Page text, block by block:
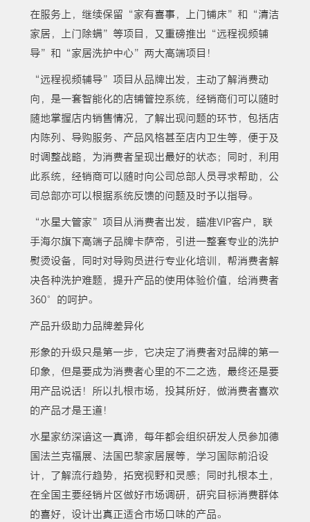
在服务上，继续保留“家有喜事，上门铺床”和“清洁
家居，上门除螨”等项目，又重磅推出“远程视频辅
导”和“家居洗护中心”两大高端项目！
“远程视频辅导”项目从品牌出发，主动了解消费动
向，是一套智能化的店铺管控系统，经销商们可以随时
随地掌握店内销售情况，了解出现问题的环节，包括店
内陈列、导购服务、产品风格甚至店内卫生等，便于及
时调整战略，为消费者呈现出最好的状态；同时，利用
此系统，经销商可以随时向公司总部人员寻求帮助，公
司总部亦可以根据系统反馈的问题及时予以指导。
“水星大管家”项目从消费者出发，瞄准VIP客户，联
手海尔旗下高端子品牌卡萨帝，引进一整套专业的洗护
熨烫设备，同时对导购员进行专业化培训，帮消费者解
决各种洗护难题，提升产品的使用体验价值，给消费者
360°的呵护。
产品升级助力品牌差异化
形象的升级只是第一步，它决定了消费者对品牌的第一
印象，但是要成为消费者心里的不二之选，最终还是要
用产品说话！所以扎根市场，投其所好，做消费者喜欢
的产品才是王道！
水星家纺深谙这一真谛，每年都会组织研发人员参加德
国法兰克福展、法国巴黎家居展等，学习国际前沿设
计，了解流行趋势，拓宽视野和灵感；同时扎根本土，
在全国主要经销片区做好市场调研，研究目标消费群体
的喜好，设计出真正适合市场口味的产品。